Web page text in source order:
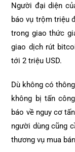
Người đại diện
báo vụ trộm triệu
trong giao thức
giao dịch rút
tới 2 triệu USD.
Dù không có
không bị tấn
báo về nguy cơ
người dùng cũng
thương vụ mua